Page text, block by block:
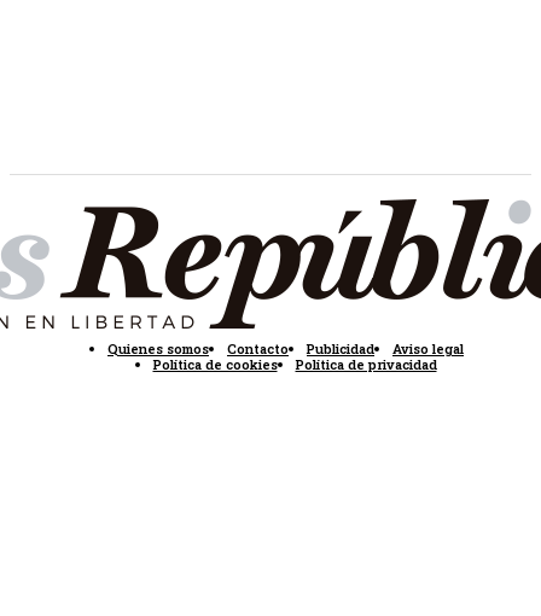
Quienes somos Contacto Publicidad
Aviso legal
Política de cookies
Política de privacidad